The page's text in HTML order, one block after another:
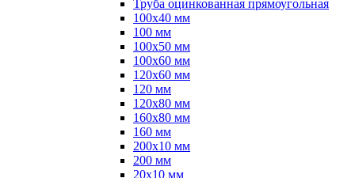
Труба оцинкованная прямоугольная
100х40 мм
100 мм
100х50 мм
100х60 мм
120х60 мм
120 мм
120х80 мм
160х80 мм
160 мм
200х10 мм
200 мм
20х10 мм